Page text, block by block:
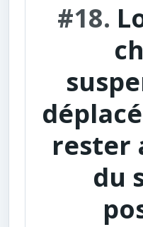
#18.
rester
du